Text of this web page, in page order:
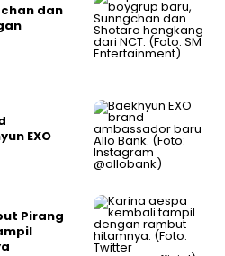
dan
EXO
Pirang